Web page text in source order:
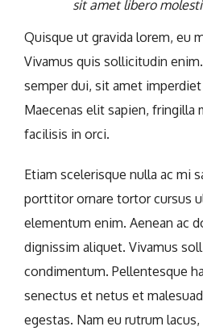
sit amet libero
Quisque ut gravida lorem, eu
Vivamus quis sollicitudin
semper dui, sit amet
Maecenas elit sapien, fringilla
facilisis in orci.
Etiam scelerisque nulla ac mi
porttitor ornare tortor cursus
elementum enim. Aenean ac
dignissim aliquet. Vivamus
condimentum. Pellentesque
senectus et netus et
egestas. Nam eu rutrum